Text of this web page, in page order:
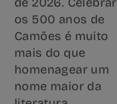
os 500 anos de
Camões é muito
mais do que
homenagear um
nome maior da